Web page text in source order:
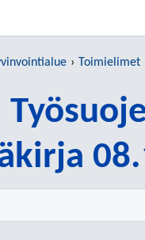
Toimielimet